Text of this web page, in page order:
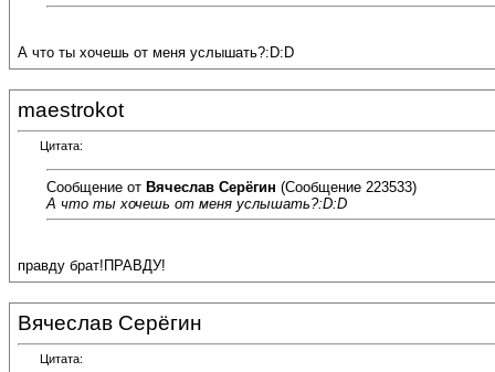
А что ты хочешь от меня услышать?:D:D
maestrokot
Цитата:
Сообщение от Вячеслав Серёгин (Сообщение 223533)
А что ты хочешь от меня услышать?:D:D
правду брат!ПРАВДУ!
Вячеслав Серёгин
Цитата: